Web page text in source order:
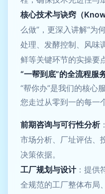
核心技术与诀窍（
么做”，更深入讲解“为
处理、发酵控制、风味
鲜等关键环节的实操要
“一帮到底”的全流程服
“帮你办”是我们的核心
您走过从零到一的每一
前期咨询与可行性分析
市场分析、厂址评估、
决策依据。
工厂规划与设计：提供
全规范的工厂整体布局